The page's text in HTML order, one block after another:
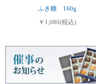
ふき糖 160g
￥1,080(税込)